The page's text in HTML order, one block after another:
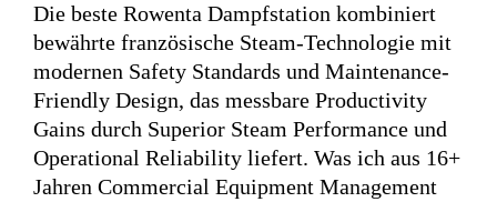
Die beste Rowenta Dampfstation kombiniert
bewährte französische Steam-Technologie mit
modernen Safety Standards und Maintenance-
Friendly Design, das messbare Productivity
Gains durch Superior Steam Performance und
Operational Reliability liefert. Was ich aus 16+
Jahren Commercial Equipment Management